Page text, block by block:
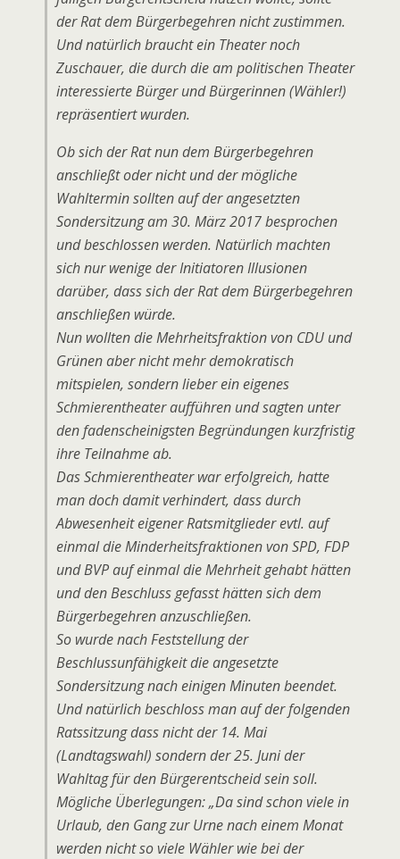
der Rat dem Bürgerbegehren nicht zustimmen.
Und natürlich braucht ein Theater noch
Zuschauer, die durch die am politischen Theater
interessierte Bürger und Bürgerinnen (Wähler!)
repräsentiert wurden.
Ob sich der Rat nun dem Bürgerbegehren
anschließt oder nicht und der mögliche
Wahltermin sollten auf der angesetzten
Sondersitzung am 30. März 2017 besprochen
und beschlossen werden. Natürlich machten
sich nur wenige der Initiatoren Illusionen
darüber, dass sich der Rat dem Bürgerbegehren
anschließen würde.
Nun wollten die Mehrheitsfraktion von CDU und
Grünen aber nicht mehr demokratisch
mitspielen, sondern lieber ein eigenes
Schmierentheater aufführen und sagten unter
den fadenscheinigsten Begründungen kurzfristig
ihre Teilnahme ab.
Das Schmierentheater war erfolgreich, hatte
man doch damit verhindert, dass durch
Abwesenheit eigener Ratsmitglieder evtl. auf
einmal die Minderheitsfraktionen von SPD, FDP
und BVP auf einmal die Mehrheit gehabt hätten
und den Beschluss gefasst hätten sich dem
Bürgerbegehren anzuschließen.
So wurde nach Feststellung der
Beschlussunfähigkeit die angesetzte
Sondersitzung nach einigen Minuten beendet.
Und natürlich beschloss man auf der folgenden
Ratssitzung dass nicht der 14. Mai
(Landtagswahl) sondern der 25. Juni der
Wahltag für den Bürgerentscheid sein soll.
Mögliche Überlegungen: „Da sind schon viele in
Urlaub, den Gang zur Urne nach einem Monat
werden nicht so viele Wähler wie bei der